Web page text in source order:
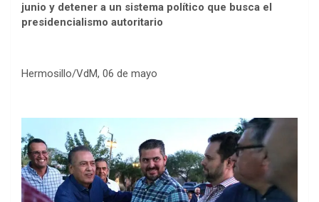
junio y detener a un sistema político que busca el
presidencialismo autoritario
Hermosillo/VdM, 06 de mayo